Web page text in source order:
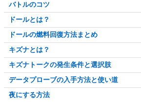
バトルのコツ
ドールとは？
ドールの燃料回復方法まとめ
キズナとは？
キズナトークの発生条件と選択肢
データプローブの入手方法と使い道
夜にする方法